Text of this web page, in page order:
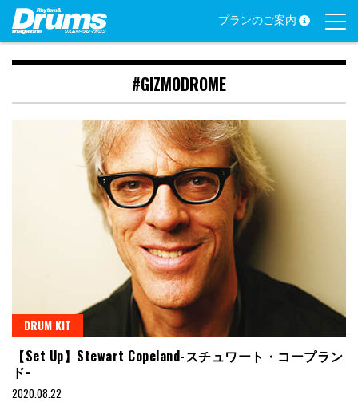
Skip
content
プランのご案内
#GIZMODROME
DRUM KIT
【Set Up】Stewart Copeland-スチュワート・コープラン
ド-
2020.08.22